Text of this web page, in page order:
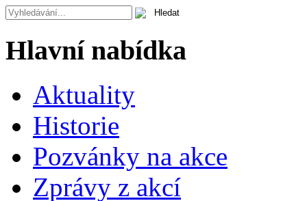
Hlavní nabídka
Aktuality
Historie
Pozvánky na akce
Zprávy z akcí